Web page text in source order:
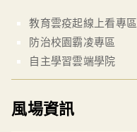
教育雲疫起線上看專區
防治校園霸凌專區
自主學習雲端學院
風場資訊